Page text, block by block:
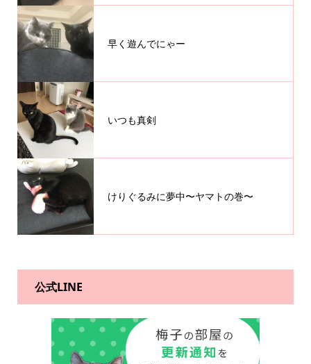
早く遊んでにゃー
いつも真剣
けりぐるみに夢中〜ヤマトの巻〜
公式LINE